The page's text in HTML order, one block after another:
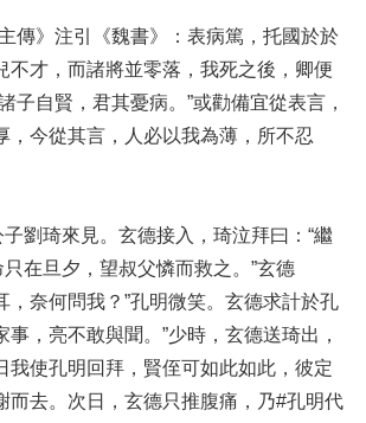
主傳》注引《魏書》：表病篤，托國於於
不才，而諸將並零落，我死之後，卿便
子自賢，君其憂病。”或勸備宜從表言，
，今從其言，人必以我為薄，所不忍
劉琦來見。玄德接入，琦泣拜曰：“繼
在旦夕，望叔父憐而救之。”玄德
，奈何問我？”孔明微笑。玄德求計於孔
事，亮不敢與聞。”少時，玄德送琦出，
我使孔明回拜，賢侄可如此如此，彼定
而去。次日，玄德只推腹痛，乃#孔明代